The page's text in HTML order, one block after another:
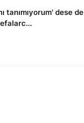
tanımıyorum' dese de